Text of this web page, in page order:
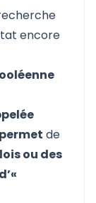
encore
de
ou des